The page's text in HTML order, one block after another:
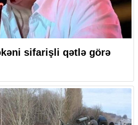
sifarişli qətlə görə